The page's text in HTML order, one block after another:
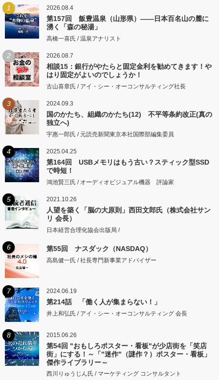
1 2026.08.4
第157回 飯豊温泉（山形県）――日本百名山の麓に
湧く「森の秘湯」
高橋一喜氏 / 温泉アナリスト
2 2026.08.7
相談15：銀行がやたらと固定金利を勧めてきます！や
はり固定がよいのでしょうか！
古山喜章氏 / アイ・シー・オーコンサルティング社長
3 2024.09.3
国のかたち、組織のかたち(12) 不平等条約改正(真の
独立へ)
宇惠一郎氏 / 元読売新聞東京本社国際部編集委員
4 2025.04.25
第164回 USBメモリはもう古い？スティック型SSD
で時短！
鴻池賢三氏 / オーディオビジュアル機器 評論家
5 2021.10.26
人望を築く「脳の大原則」西田文郎氏（株式会社サン
リ 会長）
日本経営合理化協会出版局 /
6 第55回 ナスダック（NASDAQ）
高島健一氏 / 社長専門新事業アドバイザー
7 2024.06.19
第214話 「働く人が集まらない！」
井上和弘氏 / アイ・シー・オーコンサルティング 会長
8 2015.06.26
第54回 "おもしろポスター・看板"が少店街を「笑店
街」にする！～「"迷作"（謎作？）ポスター・看板」
傑作ライブラリー～
西川りゅうじん氏 / マーケティング コンサルタント